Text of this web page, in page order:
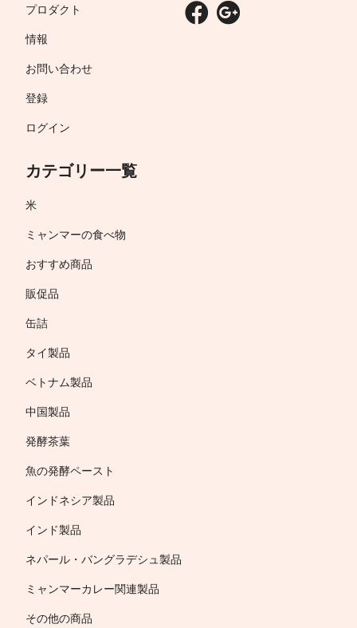
プロダクト
情報
お問い合わせ
登録
ログイン
カテゴリー一覧
米
ミャンマーの食べ物
おすすめ商品
販促品
缶詰
タイ製品
ベトナム製品
中国製品
発酵茶葉
魚の発酵ペースト
インドネシア製品
インド製品
ネパール・バングラデシュ製品
ミャンマーカレー関連製品
その他の商品